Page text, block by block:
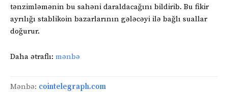
tənzimləmənin bu sahəni daraldacağını bildirib. Bu fikir
ayrılığı stablikoin bazarlarının gələcəyi ilə bağlı suallar
doğurur.
Daha ətraflı: mənbə
Mənbə: cointelegraph.com